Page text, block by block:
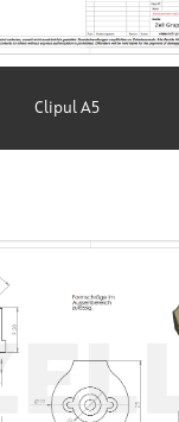
Clipul A5